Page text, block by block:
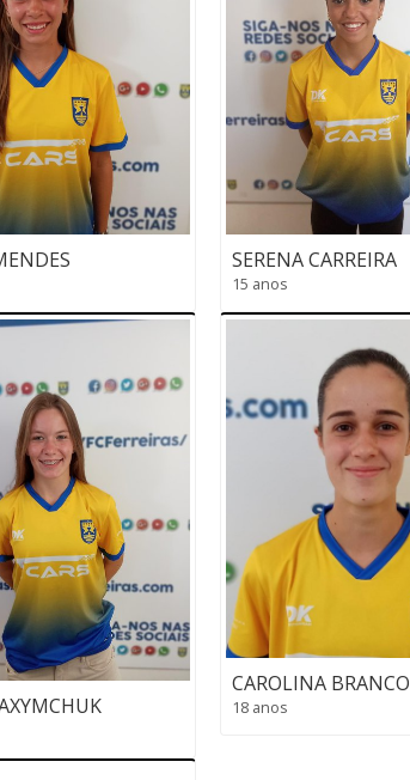
SERENA CARREIRA
15 anos
CAROLINA BRANCO
18 anos